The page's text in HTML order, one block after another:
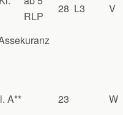
RLP
28 L3 V
A** 23 W